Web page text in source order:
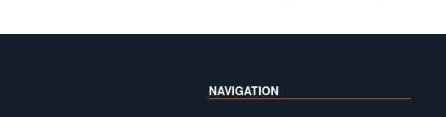
NAVIGATION